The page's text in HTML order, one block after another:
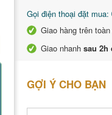
Gọi điện thoại đặt mua:
Giao hàng trên
Giao nhanh sau 2h
GỢI Ý CHO BẠN